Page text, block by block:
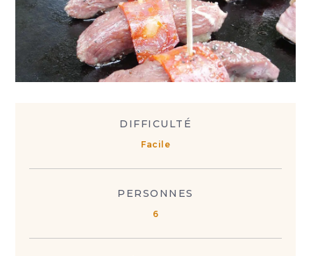
DIFFICULTÉ
Facile
PERSONNES
6